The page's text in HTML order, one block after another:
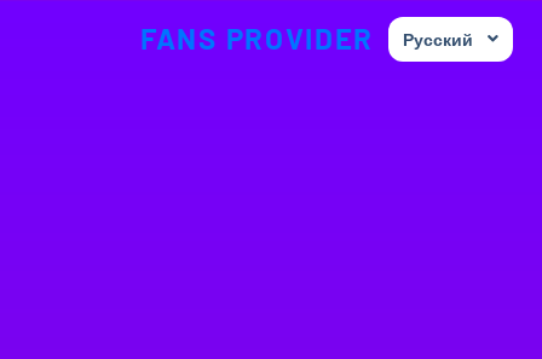
FANS PROVIDER Русский